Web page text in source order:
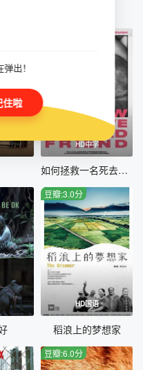
HD中字
如何拯救一名死去的朋友
HD国语
豆瓣:3.0分
稻浪上的梦想家
豆瓣:6.0分
出！
住啦